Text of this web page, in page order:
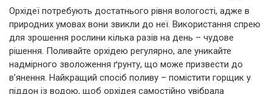
Орхідеї потребують достатнього рівня вологості, адже в
природних умовах вони звикли до неї. Використання спрею
для зрошення рослини кілька разів на день – чудове
рішення. Поливайте орхідею регулярно, але уникайте
надмірного зволоження ґрунту, що може призвести до
в’янення. Найкращий спосіб поливу – помістити горщик у
піддон із водою, щоб орхідея самостійно увібрала